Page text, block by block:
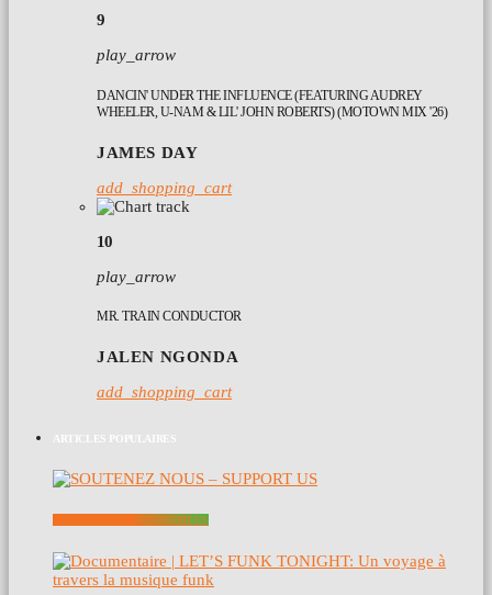
9
play_arrow
DANCIN' UNDER THE INFLUENCE (FEATURING AUDREY
WHEELER, U-NAM & LIL' JOHN ROBERTS) (MOTOWN MIX '26)
JAMES DAY
add_shopping_cart
10
play_arrow
MR. TRAIN CONDUCTOR
JALEN NGONDA
add_shopping_cart
ARTICLES POPULAIRES
SOUTENEZ NOUS – SUPPORT US